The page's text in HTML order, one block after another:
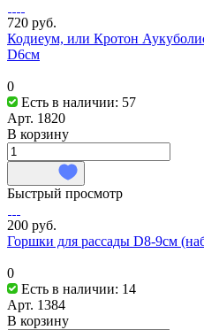
720 руб.
Кодиеум, или Кротон
D6см
0
Есть в наличии: 57
Арт. 1820
В корзину
Быстрый просмотр
200 руб.
Горшки для рассады D8-9см
0
Есть в наличии: 14
Арт. 1384
В корзину